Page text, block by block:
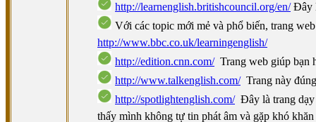
http://learnenglish.britishcouncil.org/en/Đây
Với các topic mới mẻ và phổ biến, trang
http://www.bbc.co.uk/learningenglish/
http://edition.cnn.com/Trang web giúp bạn
http://www.talkenglish.com/Trang này
http://spotlightenglish.com/Đây là trang dạy
thấy mình không tự tin phát âm và gặp khó